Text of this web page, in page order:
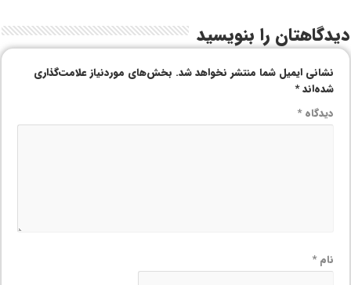
دیدگاهتان را بنویسید
نشانی ایمیل شما منتشر نخواهد شد. بخش‌های موردنیاز علامت‌گذاری
شده‌اند*
دیدگاه*
نام*